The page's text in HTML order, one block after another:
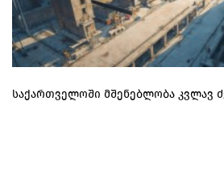
საქართველოში მშენებლობა კვლავ